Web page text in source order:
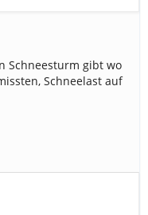
Schneesturm gibt wo
Schneelast auf